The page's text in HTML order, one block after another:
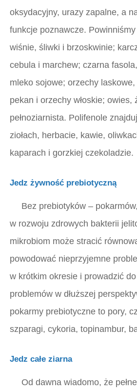
oksydacyjny, urazy zapalne, a
funkcje poznawcze.
wiśnie, śliwki i brzoskwinie;
cebula i marchew; czarna
mleko sojowe; orzechy
pekan i orzechy włoskie; owies,
pełnoziarnista. Polifenole
ziołach, herbacie, kawie,
kaparach i gorzkiej czekoladzie.
Jedz żywność prebiotyczną
Bez prebiotyków –
w rozwoju zdrowych bakterii
mikrobiom może stracić
powodować nieprzyjemne
w krótkim okresie i prowadzić
problemów w dłuższej
pokarmy prebiotyczne to pory,
szparagi, cykoria, topinambur,
Jedz całe ziarna
Od dawna wiadomo, że